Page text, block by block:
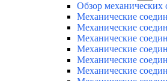
Обзор механических
Механические
Механические
Механические
Механические
Механические
Механические